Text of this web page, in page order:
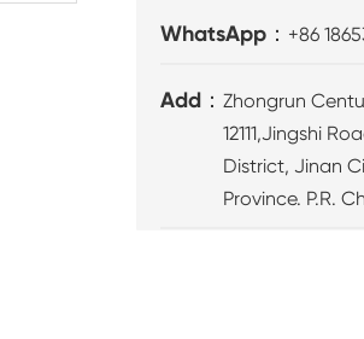
WhatsApp： +86
Add：Zhongrun
12111,Jingshi
District, Jinan
Province. P.R.